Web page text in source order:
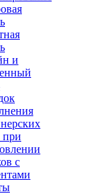
и
при
с